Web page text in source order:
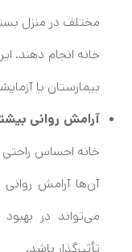
مختلف در منزل
خانه انجام دهند.
بیمارستان یا
آرامش روانی
خانه احساس راحتی
آن‌ها آرامش
می‌تواند در
تأثیرگذار باشد.